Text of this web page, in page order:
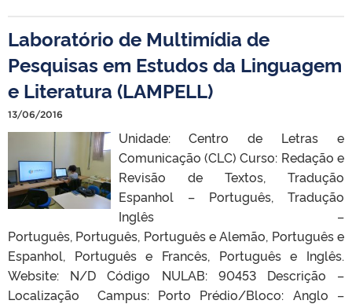
Laboratório de Multimídia de
Pesquisas em Estudos da Linguagem
e Literatura (LAMPELL)
13/06/2016
Unidade: Centro de Letras e
Comunicação (CLC) Curso: Redação e
Revisão de Textos, Tradução
Espanhol – Português, Tradução
Inglês –
Português, Português, Português e Alemão, Português e
Espanhol, Português e Francês, Português e Inglês.
Website: N/D Código NULAB: 90453 Descrição –
Localização Campus: Porto Prédio/Bloco: Anglo –